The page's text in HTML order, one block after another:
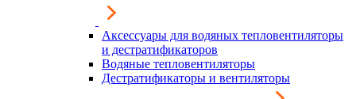
Аксессуары для водяных тепловентиляторы
и дестратификаторов
Водяные тепловентиляторы
Дестратификаторы и вентиляторы